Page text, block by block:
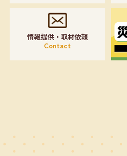
情報提供・取材依頼
Contact